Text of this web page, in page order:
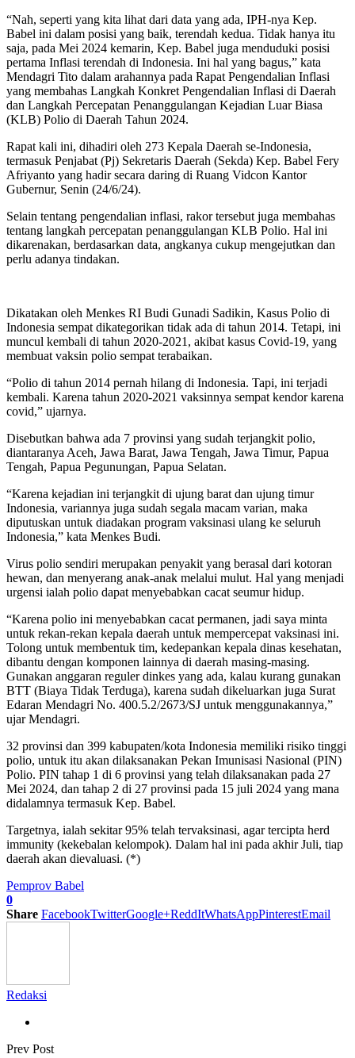
“Nah, seperti yang kita lihat dari data yang ada, IPH-nya Kep.
Babel ini dalam posisi yang baik, terendah kedua. Tidak hanya itu
saja, pada Mei 2024 kemarin, Kep. Babel juga menduduki posisi
pertama Inflasi terendah di Indonesia. Ini hal yang bagus,” kata
Mendagri Tito dalam arahannya pada Rapat Pengendalian Inflasi
yang membahas Langkah Konkret Pengendalian Inflasi di Daerah
dan Langkah Percepatan Penanggulangan Kejadian Luar Biasa
(KLB) Polio di Daerah Tahun 2024.
Rapat kali ini, dihadiri oleh 273 Kepala Daerah se-Indonesia,
termasuk Penjabat (Pj) Sekretaris Daerah (Sekda) Kep. Babel Fery
Afriyanto yang hadir secara daring di Ruang Vidcon Kantor
Gubernur, Senin (24/6/24).
Selain tentang pengendalian inflasi, rakor tersebut juga membahas
tentang langkah percepatan penanggulangan KLB Polio. Hal ini
dikarenakan, berdasarkan data, angkanya cukup mengejutkan dan
perlu adanya tindakan.
Dikatakan oleh Menkes RI Budi Gunadi Sadikin, Kasus Polio di
Indonesia sempat dikategorikan tidak ada di tahun 2014. Tetapi, ini
muncul kembali di tahun 2020-2021, akibat kasus Covid-19, yang
membuat vaksin polio sempat terabaikan.
“Polio di tahun 2014 pernah hilang di Indonesia. Tapi, ini terjadi
kembali. Karena tahun 2020-2021 vaksinnya sempat kendor karena
covid,” ujarnya.
Disebutkan bahwa ada 7 provinsi yang sudah terjangkit polio,
diantaranya Aceh, Jawa Barat, Jawa Tengah, Jawa Timur, Papua
Tengah, Papua Pegunungan, Papua Selatan.
“Karena kejadian ini terjangkit di ujung barat dan ujung timur
Indonesia, variannya juga sudah segala macam varian, maka
diputuskan untuk diadakan program vaksinasi ulang ke seluruh
Indonesia,” kata Menkes Budi.
Virus polio sendiri merupakan penyakit yang berasal dari kotoran
hewan, dan menyerang anak-anak melalui mulut. Hal yang menjadi
urgensi ialah polio dapat menyebabkan cacat seumur hidup.
“Karena polio ini menyebabkan cacat permanen, jadi saya minta
untuk rekan-rekan kepala daerah untuk mempercepat vaksinasi ini.
Tolong untuk membentuk tim, kedepankan kepala dinas kesehatan,
dibantu dengan komponen lainnya di daerah masing-masing.
Gunakan anggaran reguler dinkes yang ada, kalau kurang gunakan
BTT (Biaya Tidak Terduga), karena sudah dikeluarkan juga Surat
Edaran Mendagri No. 400.5.2/2673/SJ untuk menggunakannya,”
ujar Mendagri.
32 provinsi dan 399 kabupaten/kota Indonesia memiliki risiko tinggi
polio, untuk itu akan dilaksanakan Pekan Imunisasi Nasional (PIN)
Polio. PIN tahap 1 di 6 provinsi yang telah dilaksanakan pada 27
Mei 2024, dan tahap 2 di 27 provinsi pada 15 juli 2024 yang mana
didalamnya termasuk Kep. Babel.
Targetnya, ialah sekitar 95% telah tervaksinasi, agar tercipta herd
immunity (kekebalan kelompok). Dalam hal ini pada akhir Juli, tiap
daerah akan dievaluasi. (*)
Pemprov Babel
0
Share FacebookTwitterGoogle+ReddItWhatsAppPinterestEmail
Redaksi
Prev Post